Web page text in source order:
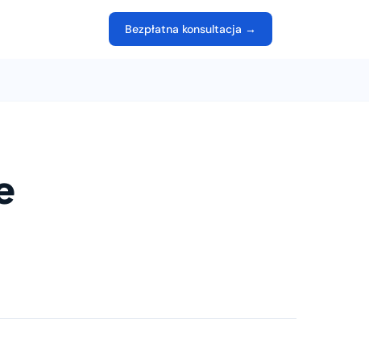
Bezpłatna konsultacja →